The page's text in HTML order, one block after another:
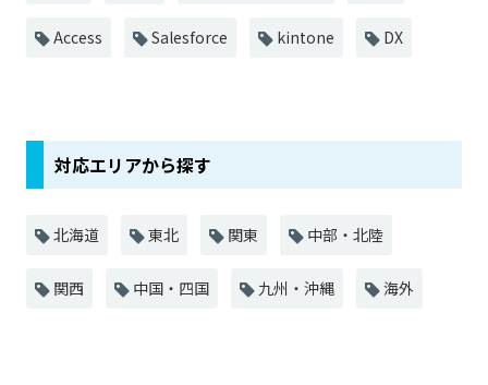
Access Salesforce kintone DX
対応エリアから探す
北海道 東北 関東 中部・北陸
関西 中国・四国 九州・沖縄 海外